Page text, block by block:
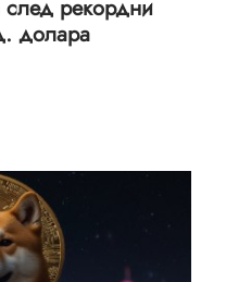
след рекордни
долара